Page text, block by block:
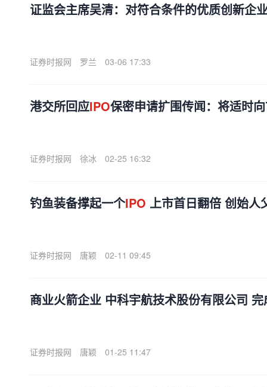
证监会主席吴清：对符合条件的优质创新企
证券时报网 罗兰 03-06 17:33
港交所回应IPO保密申请扩围传闻：将适时
证券时报网 徐冰 02-25 16:32
钓鱼装备撑起一个IPO 上市首日翻倍 创始人
证券时报网 唐颖 02-11 09:45
商业火箭企业 中科宇航技术股份有限公司 完
证券时报网 唐颖 01-25 11:47